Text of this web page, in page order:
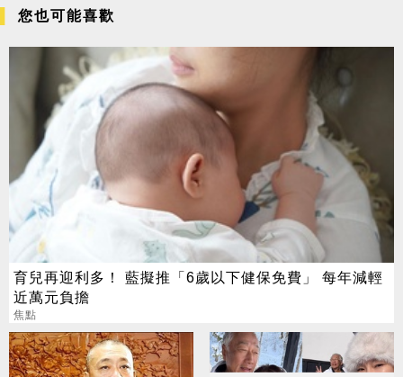
您也可能喜歡
育兒再迎利多！ 藍擬推「6歲以下健保免費」 每年減輕
近萬元負擔
焦點